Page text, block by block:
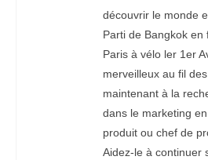
découvrir le monde
Parti de Bangkok
Paris à vélo ler 1er
merveilleux au fil
maintenant à la
dans le marketing
produit ou chef de
Aidez-le à continuer